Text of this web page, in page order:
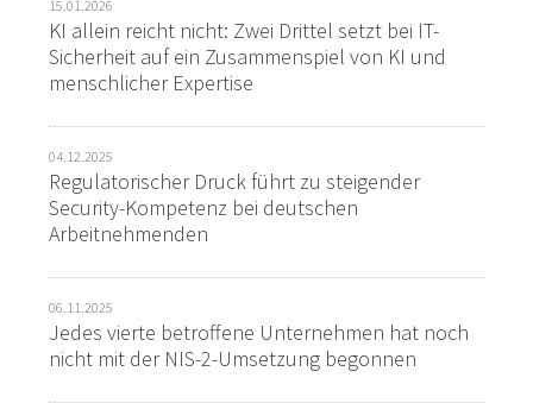
15.01.2026
KI allein reicht nicht: Zwei Drittel setzt bei IT-
Sicherheit auf ein Zusammenspiel von KI und
menschlicher Expertise
04.12.2025
Regulatorischer Druck führt zu steigender
Security-Kompetenz bei deutschen
Arbeitnehmenden
06.11.2025
Jedes vierte betroffene Unternehmen hat noch
nicht mit der NIS-2-Umsetzung begonnen